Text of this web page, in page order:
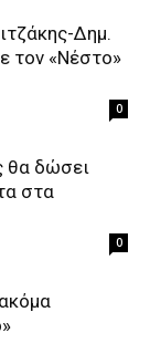
Δημ.
τον «Νέστο»
0
θα δώσει
στα
0